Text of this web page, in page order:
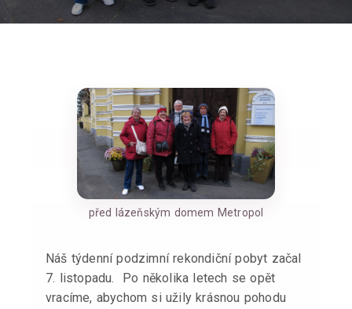
před lázeňským domem Metropol
Náš týdenní podzimní rekondiční pobyt začal
7. listopadu. Po několika letech se opět
vracíme, abychom si užily krásnou pohodu